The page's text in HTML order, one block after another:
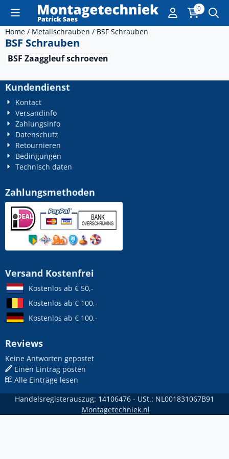
Cookie-Einstellungen sind derzeit geschlossen. 0
Home / Metallschrauben / BSF Schrauben
BSF Schrauben
BSF Zaaggleuf schroeven
Kundendienst
Kontact
Versandinfo
Zahlungsinfo
Datenschutz
Retournieren
Bedingungen
Technisch daten
Zahlungsmethoden
Versand Kostenfrei
Kostenlos ab € 50,-
Kostenlos ab € 100,-
Kostenlos ab € 100,-
Reviews
Keine Antworten gepostet
Einen Eintrag posten
Alle Einträge lesen
Handelsregisterauszug: 14106476 - USt.: NL001831067B91
Montagetechniek.nl